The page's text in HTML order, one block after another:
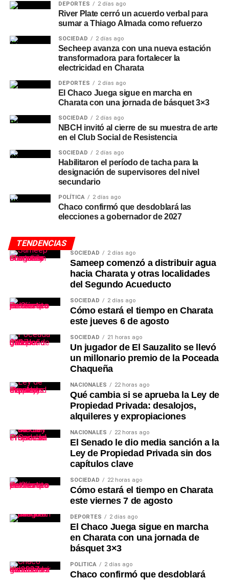
DEPORTES 2 días ago
River Plate cerró un acuerdo verbal para
sumar a Thiago Almada como refuerzo
SOCIEDAD 2 días ago
Secheep avanza con una nueva estación
transformadora para fortalecer la
electricidad en Charata
DEPORTES 2 días ago
El Chaco Juega sigue en marcha en
Charata con una jornada de básquet 3×3
SOCIEDAD 2 días ago
NBCH invitó al cierre de su muestra de arte
en el Club Social de Resistencia
SOCIEDAD 2 días ago
Habilitaron el período de tacha para la
designación de supervisores del nivel
secundario
POLÍTICA 2 días ago
Chaco confirmó que desdoblará las
elecciones a gobernador de 2027
TENDENCIAS
SOCIEDAD 2 días ago
Sameep comenzó a distribuir agua
hacia Charata y otras localidades
del Segundo Acueducto
SOCIEDAD 2 días ago
Cómo estará el tiempo en Charata
este jueves 6 de agosto
SOCIEDAD 21 horas ago
Un jugador de El Sauzalito se llevó
un millonario premio de la Poceada
Chaqueña
NACIONALES 22 horas ago
Qué cambia si se aprueba la Ley de
Propiedad Privada: desalojos,
alquileres y expropiaciones
NACIONALES 22 horas ago
El Senado le dio media sanción a la
Ley de Propiedad Privada sin dos
capítulos clave
SOCIEDAD 22 horas ago
Cómo estará el tiempo en Charata
este viernes 7 de agosto
DEPORTES 2 días ago
El Chaco Juega sigue en marcha
en Charata con una jornada de
básquet 3×3
POLÍTICA 2 días ago
Chaco confirmó que desdoblará